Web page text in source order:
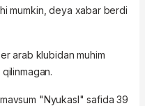
mumkin, deya xabar berdi
arab klubidan muhim
"Nyukasl" safida 39